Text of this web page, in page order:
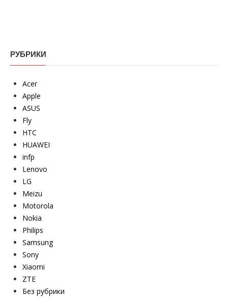
РУБРИКИ
Acer
Apple
ASUS
Fly
HTC
HUAWEI
infp
Lenovo
LG
Meizu
Motorola
Nokia
Philips
Samsung
Sony
Xiaomi
ZTE
Без рубрики